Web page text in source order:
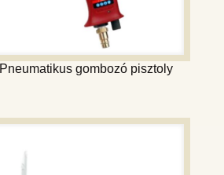
Pneumatikus gombozó pisztoly